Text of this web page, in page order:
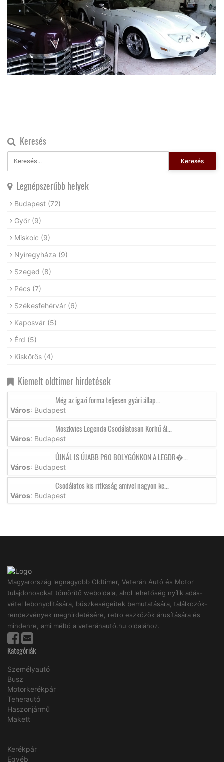
Keresés
Keresés
Legnépszerűbb helyek
Budapest (72)
Győr (9)
Miskolc (9)
Nyíregyháza (9)
Szeged (8)
Pécs (7)
Székesfehérvár (6)
Kaposvár (5)
Érd (5)
Kiskőrös (4)
Kiemelt oldtimer hirdetések
Még az igazi forma teljesen gyári állap...
Város: Budapest
Moszkvics Legenda Csodálatosan Korhű ál...
Város: Budapest
ÚJNÁL IS ÚJABB P60 BOLYGÓNKON A LEGDR�...
Város: Budapest
Csodálatos kis ritkaság amivel nagyon ke...
Város: Budapest
Magyarország legnagyobb Oldtimer, Veterán Autó és Motor
tulajdonosokat tömörítő weboldala, ahol lehetőség nyílik adás-
vétel lebonyolitására, büszkeségeitek bemutatására, találkozók-
rendezvények meghirdetésére, retro eszközök árusítására és
mindenre, ami méltó a veteránautó.hu oldalához.
Kategóriák
Személyautó
Busz
Motorkerékpár
Teherautó
Haszonjármű
Makett
Kerékpár
Egyéb